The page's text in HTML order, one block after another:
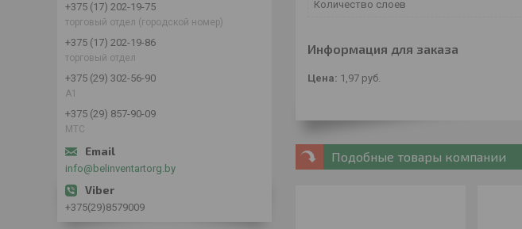
Количество слоев
Информация для заказа
Цена: 1,97 руб.
Подобные товары компании
+375 (17) 202-19-75
торговый отдел (городской номер)
+375 (17) 202-19-86
торговый отдел
+375 (29) 302-56-90
А1
+375 (29) 857-90-09
МТС
info@belinventartorg.by
+375(29)8579009